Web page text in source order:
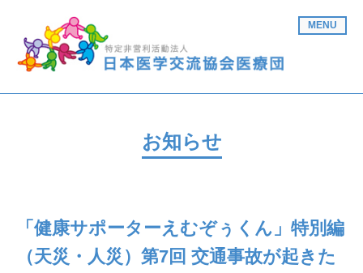
MENU
お知らせ
「健康サポーターえむぞぅくん」特別編
（天災・人災）第7回 交通事故が起きた